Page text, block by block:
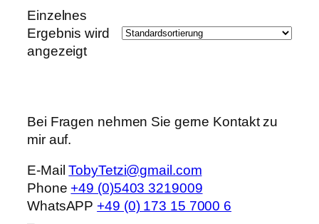
Einzelnes
Ergebnis wird
angezeigt
Bei Fragen nehmen Sie gerne Kontakt zu
mir auf.
E-MailTobyTetzi@gmail.com
Phone +49 (0)5403 3219009
WhatsAPP +49 (0) 173 15 7000 6